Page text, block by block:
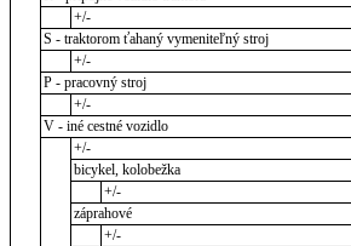
+/-
S - traktorom ťahaný vymeniteľný stroj
+/-
P - pracovný stroj
+/-
V - iné cestné vozidlo
+/-
bicykel, kolobežka
+/-
záprahové
+/-